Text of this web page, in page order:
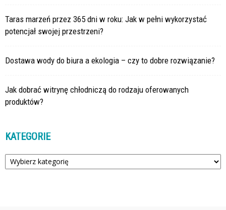
Taras marzeń przez 365 dni w roku: Jak w pełni wykorzystać
potencjał swojej przestrzeni?
Dostawa wody do biura a ekologia – czy to dobre rozwiązanie?
Jak dobrać witrynę chłodniczą do rodzaju oferowanych
produktów?
KATEGORIE
Kategorie